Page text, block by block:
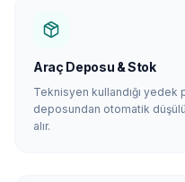
Araç Deposu & Stok
Teknisyen kullandığı yedek
deposundan otomatik
alır.